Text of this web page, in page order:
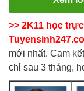
>> 2K11 học
mới nhất. Cam
chỉ sau 3 tháng,